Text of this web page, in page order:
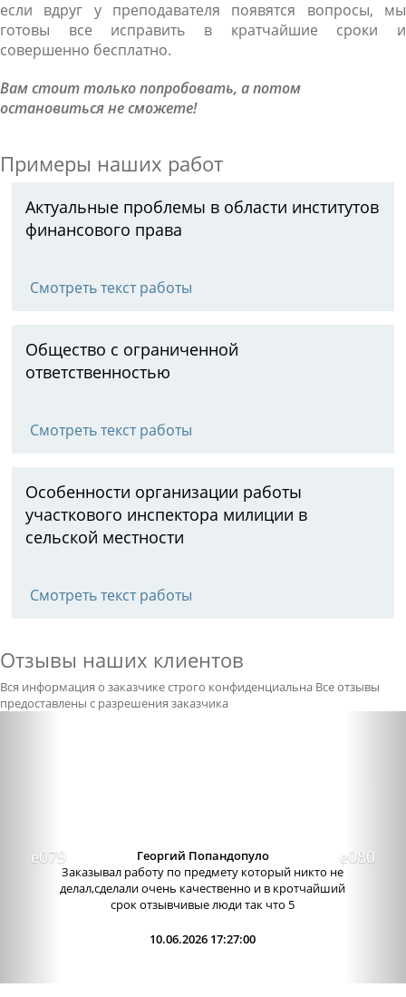
если вдруг у преподавателя появятся вопросы, мы
готовы все исправить в кратчайшие сроки и
совершенно бесплатно.
Вам стоит только попробовать, а потом
остановиться не сможете!
Примеры наших работ
Актуальные проблемы в области институтов
финансового права
Смотреть текст работы
Общество с ограниченной
ответственностью
Смотреть текст работы
Особенности организации работы
участкового инспектора милиции в
сельской местности
Смотреть текст работы
Отзывы наших клиентов
Вся информация о заказчике строго конфиденциальна Все отзывы
предоставлены с разрешения заказчика
Отличный сервис, очень приятные
администраторы. Связь очень хорошо налажена,
поэтому можно узнавать новости о написании
работы. Сама...
09.06.2026 13:15:00